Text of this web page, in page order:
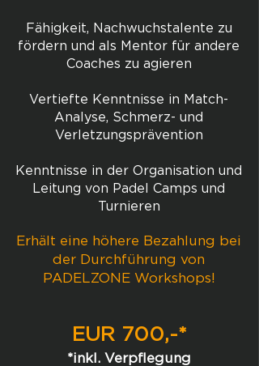
Fähigkeit, Nachwuchstalente zu
fördern und als Mentor für andere
Coaches zu agieren
Vertiefte Kenntnisse in Match-
Analyse, Schmerz- und
Verletzungsprävention
Kenntnisse in der Organisation und
Leitung von Padel Camps und
Turnieren
Erhält eine höhere Bezahlung bei
der Durchführung von
PADELZONE Workshops!
EUR 700,-*
*inkl. Verpflegung